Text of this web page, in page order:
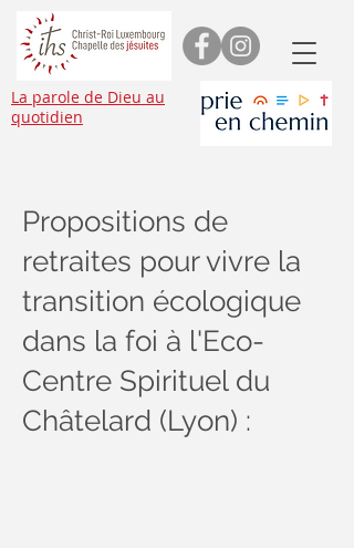
La parole de Dieu au
quotidien
Propositions de
retraites pour vivre la
transition écologique
dans la foi à l'Eco-
Centre Spirituel du
Châtelard (Lyon) :